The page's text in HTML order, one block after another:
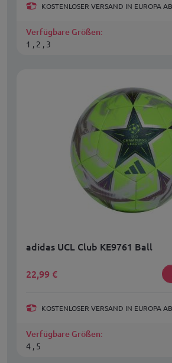
KOSTENLOSER VERSAND IN EUROPA
Verfügbare Größen:
1 , 2 , 3
adidas UCL Club KE9761 Ball
22,99 €
KOSTENLOSER VERSAND IN EUROPA
Verfügbare Größen:
4 , 5